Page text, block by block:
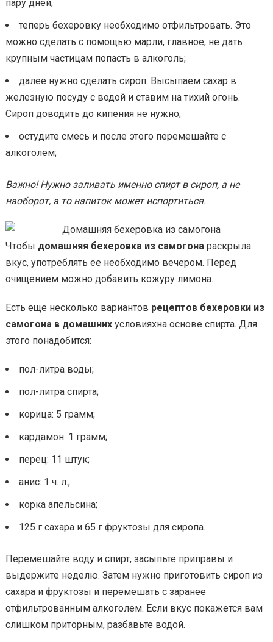
пару дней;
теперь бехеровку необходимо отфильтровать. Это
можно сделать с помощью марли, главное, не дать
крупным частицам попасть в алкоголь;
далее нужно сделать сироп. Высыпаем сахар в
железную посуду с водой и ставим на тихий огонь.
Сироп доводить до кипения не нужно;
остудите смесь и после этого перемешайте с
алкоголем;
Важно! Нужно заливать именно спирт в сироп, а не
наоборот, а то напиток может испортиться.
Чтобы домашняя бехеровка из самогонараскрыла
вкус, употреблять ее необходимо вечером. Перед
очищением можно добавить кожуру лимона.
Есть еще несколько вариантов рецептов бехеровки из
самогона в домашних условияхна основе спирта. Для
этого понадобится:
пол-литра воды;
пол-литра спирта;
корица: 5 грамм;
кардамон: 1 грамм;
перец: 11 штук;
анис: 1 ч. л.;
корка апельсина;
125 г сахара и 65 г фруктозы для сиропа.
Перемешайте воду и спирт, засыпьте приправы и
выдержите неделю. Затем нужно приготовить сироп из
сахара и фруктозы и перемешать с заранее
отфильтрованным алкоголем. Если вкус покажется вам
слишком приторным, разбавьте водой.